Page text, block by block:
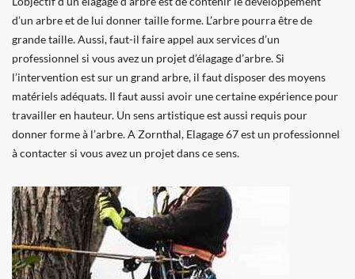
d’un arbre et de lui donner taille forme. L’arbre pourra être de
grande taille. Aussi, faut-il faire appel aux services d’un
professionnel si vous avez un projet d’élagage d’arbre. Si
l’intervention est sur un grand arbre, il faut disposer des moyens
matériels adéquats. Il faut aussi avoir une certaine expérience pour
travailler en hauteur. Un sens artistique est aussi requis pour
donner forme à l’arbre. A Zornthal, Elagage 67 est un professionnel
à contacter si vous avez un projet dans ce sens.